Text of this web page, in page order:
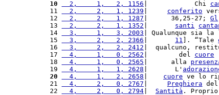
10
  2,     1,   2, 1156
|            Chi
11
  2,     2,   1, 1239
conferito
12
  2,     2,   1, 1287
|      36,25-27; Gl
13
  2,     2,   1, 1352
santi
14
  3,     1,   3, 2003
| Qualunque sia
15
  3,     2,   2, 2366
11 ]. “Tale
16
  3,     2,   2, 2412
|  qualcuno,
17
  4,     1,   0, 2562
|        del cuore
18
  4,     1,   0, 2565
|      alla
19
  4,     1,   1, 2628
|       L'
20
  4,     1,   2, 2658
cuore ve lo
21
  4,     2,   0, 2767
Preghiera
22
  4,     2,   0, 2794
Santità .